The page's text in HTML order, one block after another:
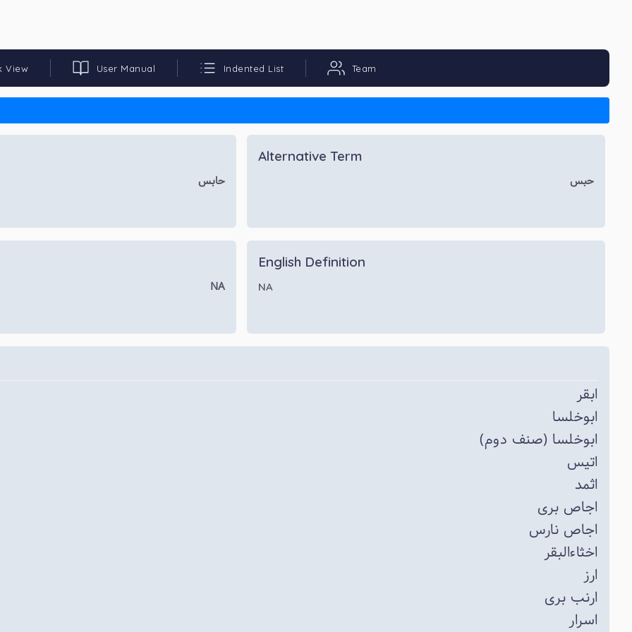
View User Manual Indented List Team
حابس
Alternative Term
حبس
NA
English Definition
NA
ابقر
ابوخلسا
ابوخلسا (صنف دوم)
اتیس
اثمد
اجاص بری
اجاص نارس
اخثاءالبقر
ارز
ارنب بری
اسرار